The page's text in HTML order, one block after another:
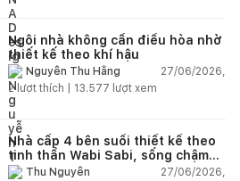
Ngôi nhà không cần điều hòa nhờ
thiết kế theo khí hậu
Nguyễn Thu Hằng
27/06/2026,
2lượt thích | 13.577 lượt xem
Nhà cấp 4 bên suối thiết kế theo
tinh thần Wabi Sabi, sống chậm
giữa thiên nhiên
Thu Nguyễn
27/06/2026,